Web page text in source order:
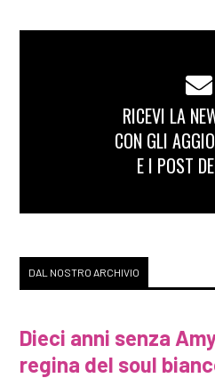
RICEVI LA
CON GLI
E I POST
DAL NOSTRO ARCHIVIO
Dieci anni senza
regina del soul